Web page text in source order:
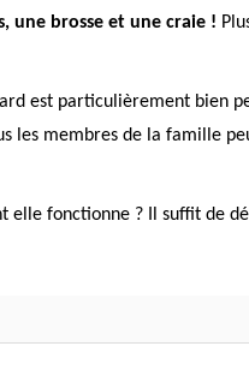
une brosse et une craie !
est particulièrement bien
les membres de la famille
elle fonctionne ? Il suffit de